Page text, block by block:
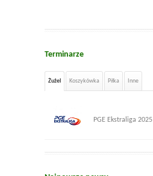
Terminarze
Żużel Koszykówka Piłka Inne
PGE Ekstraliga 2025